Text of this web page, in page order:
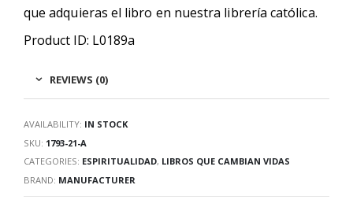
que adquieras el libro en nuestra librería católica.
Product ID: L0189a
REVIEWS (0)
AVAILABILITY: IN STOCK
SKU: 1793-21-A
CATEGORIES: ESPIRITUALIDAD, LIBROS QUE CAMBIAN VIDAS
BRAND: MANUFACTURER